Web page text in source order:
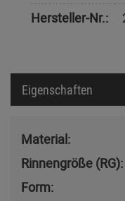
Hersteller-Nr.:
Eigenschaften
Material:
Rinnengröße (RG):
Form: